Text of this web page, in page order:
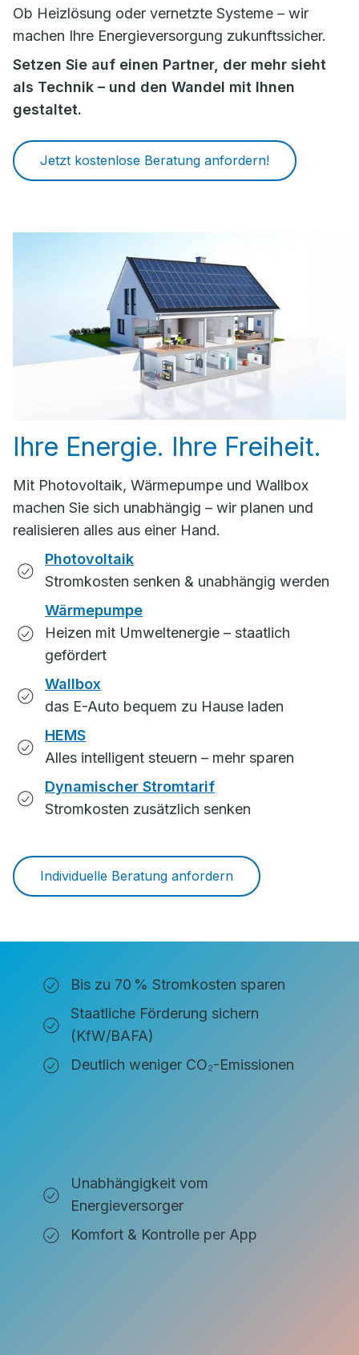
Ob Heizlösung oder vernetzte Systeme – wir
machen Ihre Energieversorgung zukunftssicher.
Setzen Sie auf einen Partner, der mehr sieht
als Technik – und den Wandel mit Ihnen
gestaltet.
Jetzt kostenlose Beratung anfordern!
Ihre Energie. Ihre Freiheit.
Mit Photovoltaik, Wärmepumpe und Wallbox
machen Sie sich unabhängig – wir planen und
realisieren alles aus einer Hand.
Photovoltaik
Stromkosten senken & unabhängig werden
Wärmepumpe
Heizen mit Umweltenergie – staatlich
gefördert
Wallbox
das E-Auto bequem zu Hause laden
HEMS
Alles intelligent steuern – mehr sparen
Dynamischer Stromtarif
Stromkosten zusätzlich senken
Individuelle Beratung anfordern
Bis zu 70 % Stromkosten sparen
Staatliche Förderung sichern
(KfW/BAFA)
Deutlich weniger CO₂-Emissionen
Unabhängigkeit vom
Energieversorger
Komfort & Kontrolle per App